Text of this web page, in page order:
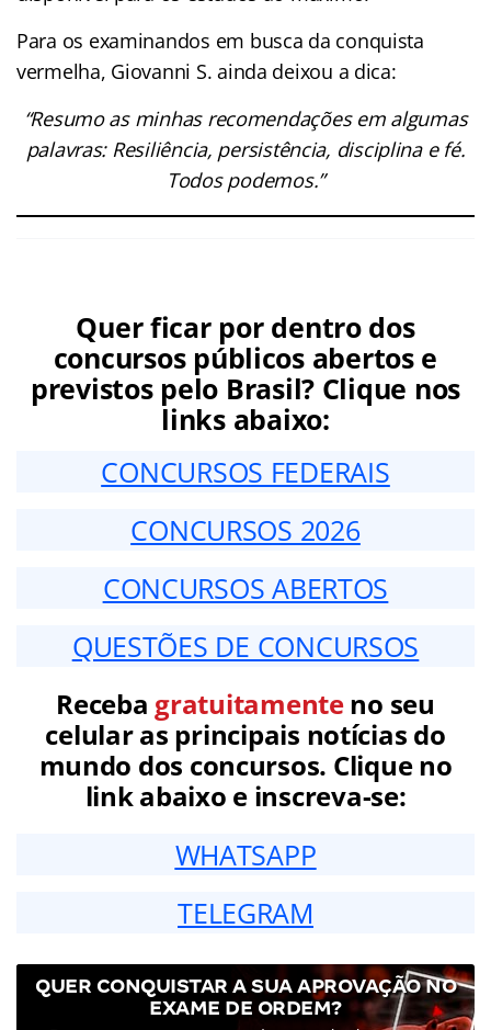
Para os examinandos em busca da conquista
vermelha, Giovanni S. ainda deixou a dica:
“Resumo as minhas recomendações em algumas
palavras: Resiliência, persistência, disciplina e fé.
Todos podemos.”
Quer ficar por dentro dos
concursos públicos abertos e
previstos pelo Brasil? Clique nos
links abaixo:
CONCURSOS FEDERAIS
CONCURSOS 2026
CONCURSOS ABERTOS
QUESTÕES DE CONCURSOS
Receba gratuitamenteno seu
celular as principais notícias do
mundo dos concursos. Clique no
link abaixo e inscreva-se:
WHATSAPP
TELEGRAM
QUER CONQUISTAR A SUA APROVAÇÃO NO
EXAME DE ORDEM?